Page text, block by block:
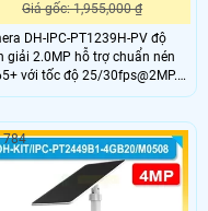
Giá gốc: 1,955,000 ₫
DH-IPC-PT1239H-PV độ
giải 2.0MP hỗ trợ chuẩn nén
với tốc độ 25/30fps@2MP.
bị ống kính 2.8mm, góc nhìn
ấm cho hình ảnh có màu ban
Hỗ trợ quay quét ngang 345°,
90°, tích hợp mic, đàm thoại 2
784